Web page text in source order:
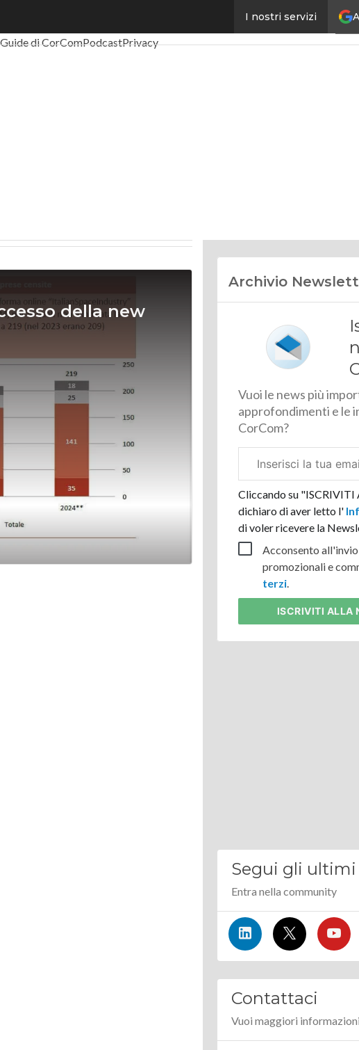
I nostri servizi
di CorComPodcastPrivacy
della new
Archivio
Vuoi le news più
approfondimenti e le
CorCom?
aziendale
Cliccando su "ISCRIVITI
dichiaro di aver letto l'
di voler ricevere la
Acconsento
promozionali e
terzi.
ISCRIVITI ALLA
Segui gli
Entra nella community
Contattaci
Vuoi maggiori